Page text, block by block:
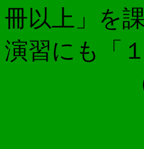
冊以上」を
演習にも「
（守